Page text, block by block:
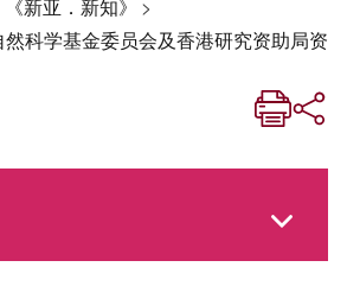
《新亚．新知》 >
科学基金委员会及香港研究资助局资